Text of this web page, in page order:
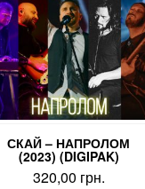
СКАЙ – НАПРОЛОМ
(2023) (DIGIPAK)
320,00 грн.